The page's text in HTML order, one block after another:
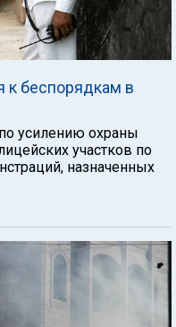
к беспорядкам в
усилению охраны
участков по
назначенных